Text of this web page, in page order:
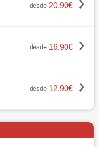
desde 20,90€
desde 16,90€
desde 12,90€